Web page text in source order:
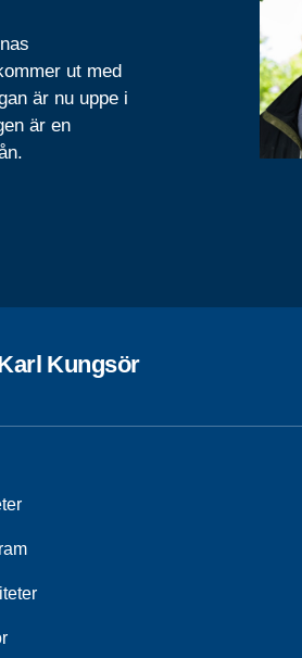
ut med
är nu uppe i
är en
Kungsör